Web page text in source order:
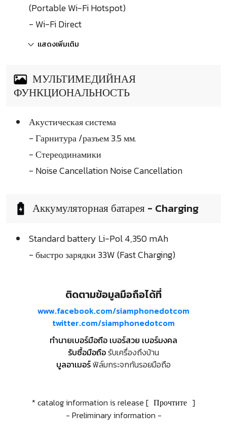
(Portable Wi-Fi Hotspot)
- Wi-Fi Direct
แสดงเพิ่มเติม
МУЛЬТИМЕДИЙНАЯ
ФУНКЦИОНАЛЬНОСТЬ
Акустическая система
- Гарнитура /разъем 3.5 мм.
- Стереодинамики
- Noise Cancellation Noise Cancellation
Аккумуляторная батарея - Charging
Standard battery Li-Pol 4,350 mAh
- быстро зарядки 33W (Fast Charging)
ติดตามข้อมูลมือถือได้ที่
www.facebook.com/siamphonedotcom
twitter.com/siamphonedotcom
ทำนายเบอร์มือถือ เบอร์สวย เบอร์มงคล
รับซื้อมือถือรับเครื่องถึงบ้าน
บูลอาเมอร์ฟิล์มกระจกกันรอยมือถือ
* catalog information is release [ Прочтите ]
- Preliminary information -